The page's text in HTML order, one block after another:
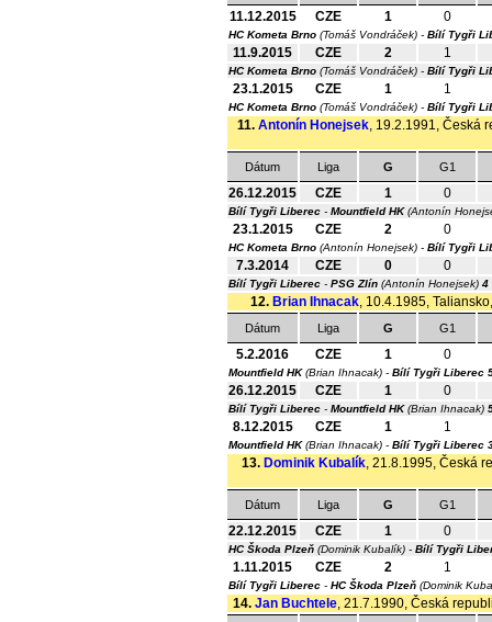
11.12.2015 CZE 1 0
HC Kometa Brno (Tomáš Vondráček) - Bílí Tygři
11.9.2015 CZE 2 1
HC Kometa Brno (Tomáš Vondráček) - Bílí Tygři
23.1.2015 CZE 1 1
HC Kometa Brno (Tomáš Vondráček) - Bílí Tygři
11. Antonín Honejsek, 19.2.1991, Česká
Dátum Liga G G1
26.12.2015 CZE 1 0
Bílí Tygři Liberec - Mountfield HK(Antonín
23.1.2015 CZE 2 0
HC Kometa Brno (Antonín Honejsek) - Bílí Tygři
7.3.2014 CZE 0 0
Bílí Tygři Liberec - PSG Zlín (Antonín Honejsek) 4
12. Brian Ihnacak, 10.4.1985,
Dátum Liga G G1
5.2.2016 CZE 1 0
Mountfield HK(Brian Ihnacak) - Bílí Tygři Liberec
26.12.2015 CZE 1 0
Bílí Tygři Liberec - Mountfield HK(Brian Ihnacak)
8.12.2015 CZE 1 1
Mountfield HK(Brian Ihnacak) - Bílí Tygři Liberec
13. Dominik Kubalík, 21.8.1995, Česká
Dátum Liga G G1
22.12.2015 CZE 1 0
HC Škoda Plzeň (Dominik Kubalík) - Bílí Tygři
1.11.2015 CZE 2 1
Bílí Tygři Liberec - HC Škoda Plzeň (Dominik
14. Jan Buchtele, 21.7.1990, Česká